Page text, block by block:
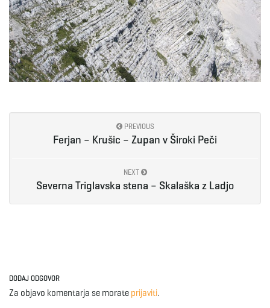
PREVIOUS
Ferjan – Krušic – Zupan v Široki Peči
NEXT
Severna Triglavska stena – Skalaška z Ladjo
DODAJ ODGOVOR
Za objavo komentarja se morate prijaviti.